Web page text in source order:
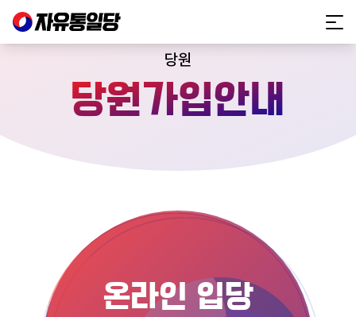
당원
당원가입안내
온라인 입당